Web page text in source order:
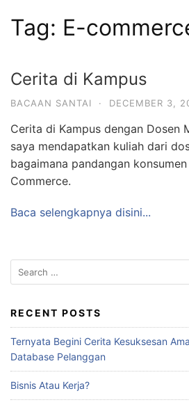
Tag: E-
Cerita di Kampus
BACAAN SANTAI · DECEMBER 3,
Cerita di Kampus dengan Dosen
saya mendapatkan kuliah dari
bagaimana pandangan
Commerce.
Baca selengkapnya disini...
Search
for:
RECENT POSTS
Ternyata Begini Cerita Kesuksesan
Database Pelanggan
Bisnis Atau Kerja?